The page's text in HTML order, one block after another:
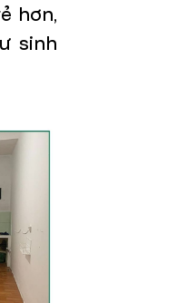
hơn,
sinh